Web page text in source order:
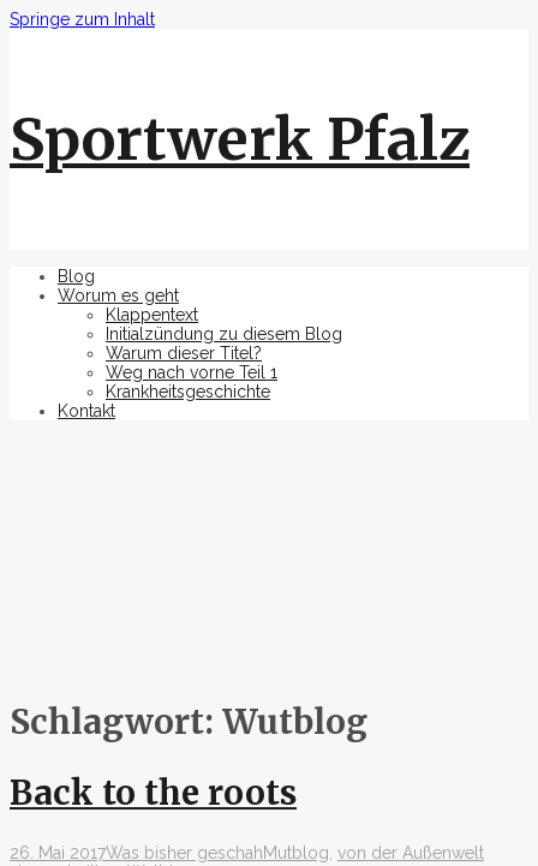
Springe zum Inhalt
Sportwerk Pfalz
Blog
Worum es geht
Klappentext
Initialzündung zu diesem Blog
Warum dieser Titel?
Weg nach vorne Teil 1
Krankheitsgeschichte
Kontakt
Schlagwort: Wutblog
Back to the roots
26. Mai 2017Was bisher geschahMutblog von der Außenwelt